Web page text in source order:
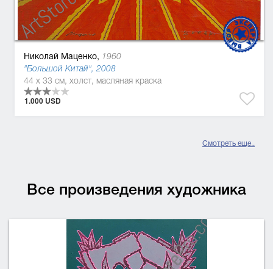
Николай Маценко, 1960
"Большой Китай", 2008
44 x 33 см, холст, масляная краска
1.000 USD
Смотреть еще..
Все произведения художника